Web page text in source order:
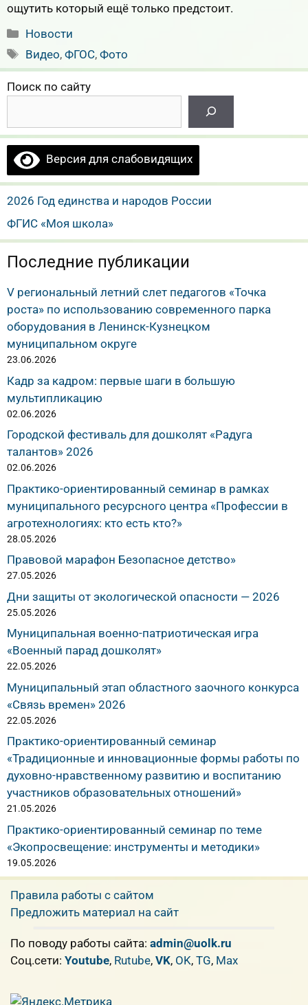
ощутить который ещё только предстоит.
Рубрики
Новости
Метки
Видео,ФГОС,Фото
Поиск по сайту
Версия для слабовидящих
2026 Год единства и народов России
ФГИС «Моя школа»
Последние публикации
V региональный летний слет педагогов «Точка
роста» по использованию современного парка
оборудования в Ленинск-Кузнецком
муниципальном округе
23.06.2026
Кадр за кадром: первые шаги в большую
мультипликацию
02.06.2026
Городской фестиваль для дошколят «Радуга
талантов» 2026
02.06.2026
Практико-ориентированный семинар в рамках
муниципального ресурсного центра «Профессии в
агротехнологиях: кто есть кто?»
28.05.2026
Правовой марафон Безопасное детство»
27.05.2026
Дни защиты от экологической опасности — 2026
25.05.2026
Муниципальная военно-патриотическая игра
«Военный парад дошколят»
22.05.2026
Муниципальный этап областного заочного конкурса
«Связь времен» 2026
22.05.2026
Практико-ориентированный семинар
«Традиционные и инновационные формы работы по
духовно-нравственному развитию и воспитанию
участников образовательных отношений»
21.05.2026
Практико-ориентированный семинар по теме
«Экопросвещение: инструменты и методики»
19.05.2026
Правила работы с сайтом
Предложить материал на сайт
По поводу работы сайта: admin@uolk.ru
Cоц.сети: Youtube, Rutube, VK, OK, TG, Max